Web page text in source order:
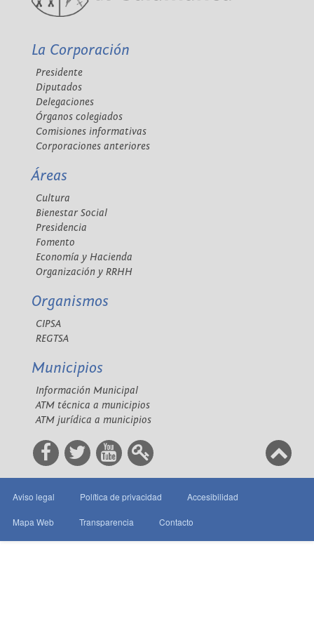
La Corporación
Presidente
Diputados
Delegaciones
Órganos colegiados
Comisiones informativas
Corporaciones anteriores
Áreas
Cultura
Bienestar Social
Presidencia
Fomento
Economía y Hacienda
Organización y RRHH
Organismos
CIPSA
REGTSA
Municipios
Información Municipal
ATM técnica a municipios
ATM jurídica a municipios
Aviso legal Política de privacidad Accesibilidad
Mapa Web Transparencia Contacto